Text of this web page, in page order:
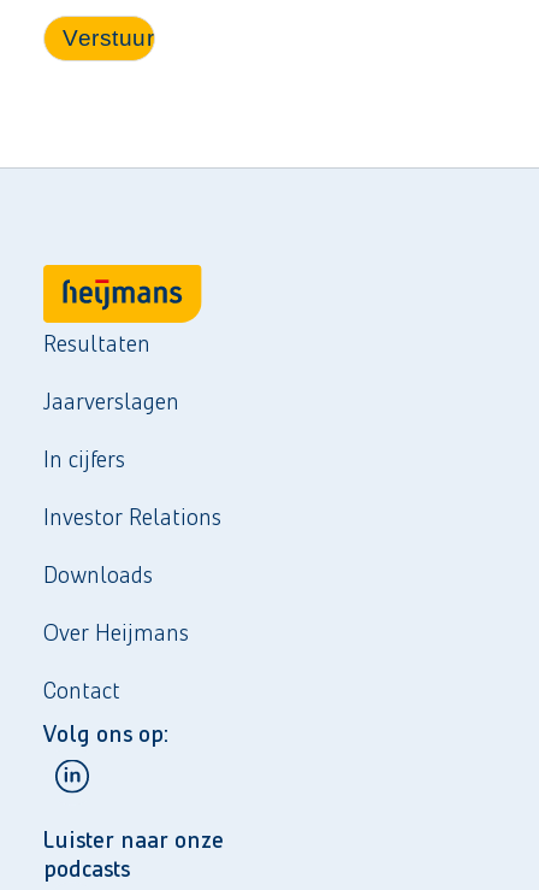
Resultaten
Jaarverslagen
In cijfers
Investor Relations
Downloads
Over Heijmans
Contact
Volg ons op:
Luister naar onze
podcasts